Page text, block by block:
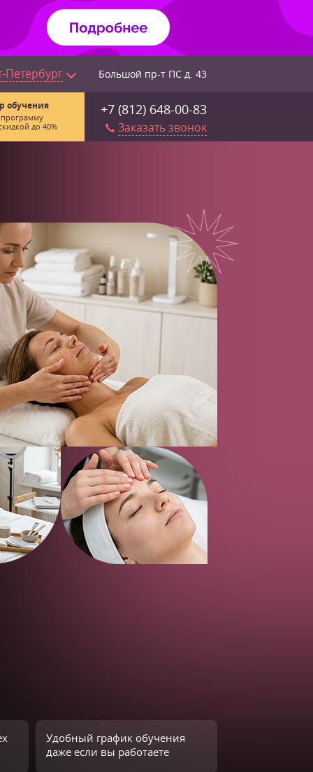
Петербург Большой пр-т ПС д. 43
+7 (812) 648-00-83
Заказать звонок
обучения
до 40%
Удобный график обучения
даже если вы работаете